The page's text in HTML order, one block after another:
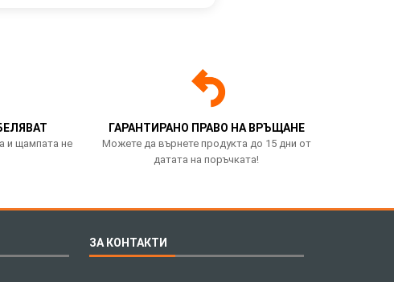
и щампата не
ГАРАНТИРАНО ПРАВО НА ВРЪЩАНЕ
Можете да върнете продукта до 15 дни от
датата на поръчката!
ЗА КОНТАКТИ